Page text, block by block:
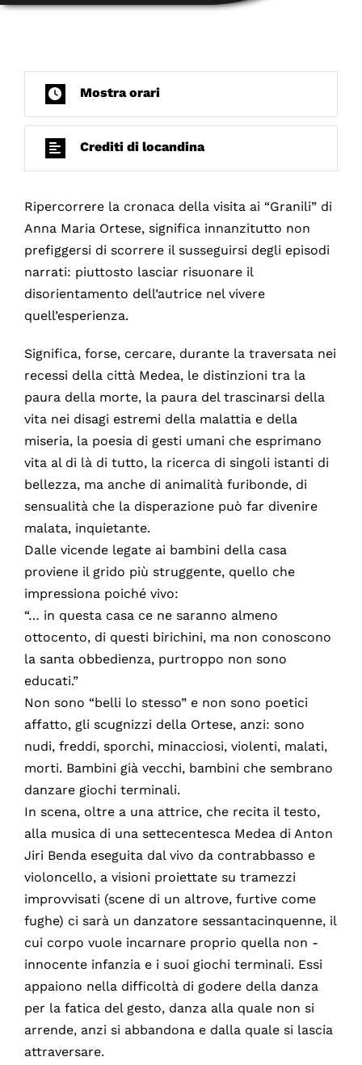
Mostra orari
Crediti di locandina
Ripercorrere la cronaca della visita ai “Granili” di
Anna Maria Ortese, significa innanzitutto non
prefiggersi di scorrere il susseguirsi degli episodi
narrati: piuttosto lasciar risuonare il
disorientamento dell’autrice nel vivere
quell’esperienza.
Significa, forse, cercare, durante la traversata nei
recessi della città Medea, le distinzioni tra la
paura della morte, la paura del trascinarsi della
vita nei disagi estremi della malattia e della
miseria, la poesia di gesti umani che esprimano
vita al di là di tutto, la ricerca di singoli istanti di
bellezza, ma anche di animalità furibonde, di
sensualità che la disperazione può far divenire
malata, inquietante.
Dalle vicende legate ai bambini della casa
proviene il grido più struggente, quello che
impressiona poiché vivo:
“… in questa casa ce ne saranno almeno
ottocento, di questi birichini, ma non conoscono
la santa obbedienza, purtroppo non sono
educati.”
Non sono “belli lo stesso” e non sono poetici
affatto, gli scugnizzi della Ortese, anzi: sono
nudi, freddi, sporchi, minacciosi, violenti, malati,
morti. Bambini già vecchi, bambini che sembrano
danzare giochi terminali.
In scena, oltre a una attrice, che recita il testo,
alla musica di una settecentesca Medea di Anton
Jiri Benda eseguita dal vivo da contrabbasso e
violoncello, a visioni proiettate su tramezzi
improvvisati (scene di un altrove, furtive come
fughe) ci sarà un danzatore sessantacinquenne, il
cui corpo vuole incarnare proprio quella non -
innocente infanzia e i suoi giochi terminali. Essi
appaiono nella difficoltà di godere della danza
per la fatica del gesto, danza alla quale non si
arrende, anzi si abbandona e dalla quale si lascia
attraversare.